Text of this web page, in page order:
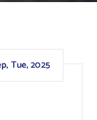
Tue, 2025